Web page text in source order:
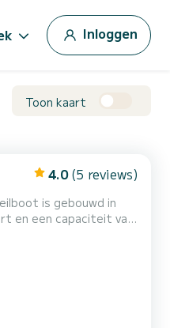
Inloggen
Toon kaart
4.0 (5 reviews)
is gebouwd in
van buitengewone